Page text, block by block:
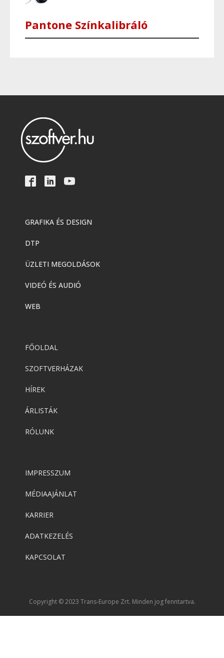
Pantone Színkalibráló
GRAFIKA ÉS DESIGN
DTP
ÜZLETI MEGOLDÁSOK
VIDEÓ ÉS AUDIÓ
WEB
FŐOLDAL
SZOFTVERHÁZAK
HÍREK
ÁRLISTÁK
RÓLUNK
IMPRESSZUM
MÉDIAAJÁNLAT
KARRIER
ADATKEZELÉS
KAPCSOLAT
Copyright © 2023 Trans-Europe Zrt. Minden jog fenntartva.